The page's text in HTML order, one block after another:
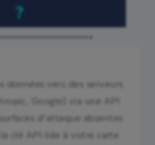
?
données vers des serveurs
Google) via une API
d’attaque absentes
clé API liée à votre carte